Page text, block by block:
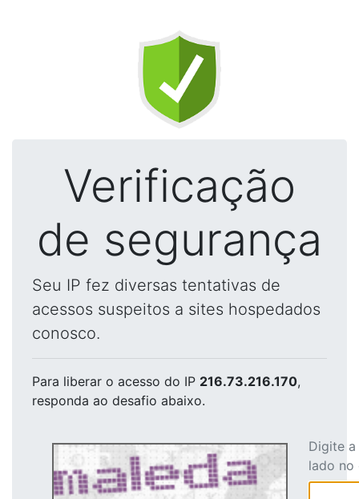
Verificação
de segurança
Seu IP fez diversas tentativas de
acessos suspeitos a sites hospedados
conosco.
Para liberar o acesso do IP 216.73.216.170,
responda ao desafio abaixo.
Digite
lado no